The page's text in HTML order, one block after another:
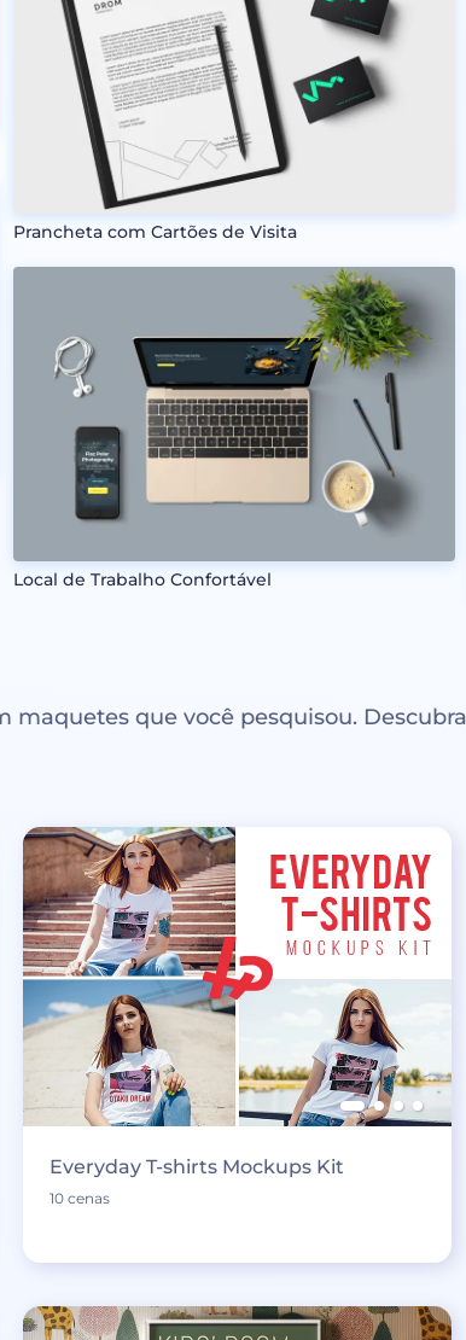
Prancheta com Cartões de Visita
Local de Trabalho Confortável
maquetes que você pesquisou.
Everyday T-shirts Mockups Kit
10 cenas